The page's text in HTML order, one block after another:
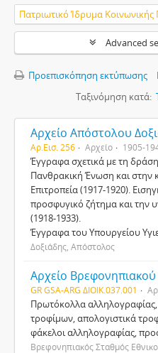
Advanced
Προεπισκόπηση εκτύπωσης
Ταξινόμηση κατά:
Αρχείο Απόστολου
Αρ.Εισ. 256 Αρχείο 1905-
Έγγραφα σχετικά με τη
Πανθρακική Ένωση και στην
Επιτροπεία (1917-1920).
προσφυγικό ζήτημα και την
(1918-1933).
Έγγραφα του Υπουργείου
Δοξιάδης, Απόστολος
GR GSA-ARG ΔΙΟΙΚ.037.001
Πρωτόκολλα αλληλογραφίας,
τροφίμων, απολογιστικά
φάκελοι αλληλογραφίας,
Βρεφονηπιακός Σταθμός